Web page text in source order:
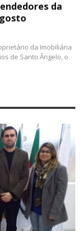
da
da Imobiliária
de Santo Ângelo, o